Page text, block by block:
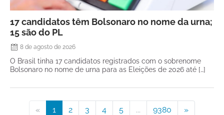
17 candidatos têm Bolsonaro no nome da urna;
15 são do PL
8 de agosto de 2026
O Brasil tinha 17 candidatos registrados com o sobrenome
Bolsonaro no nome de urna para as Eleições de 2026 até […]
« 1 2 3 4 5 ... 9380 »